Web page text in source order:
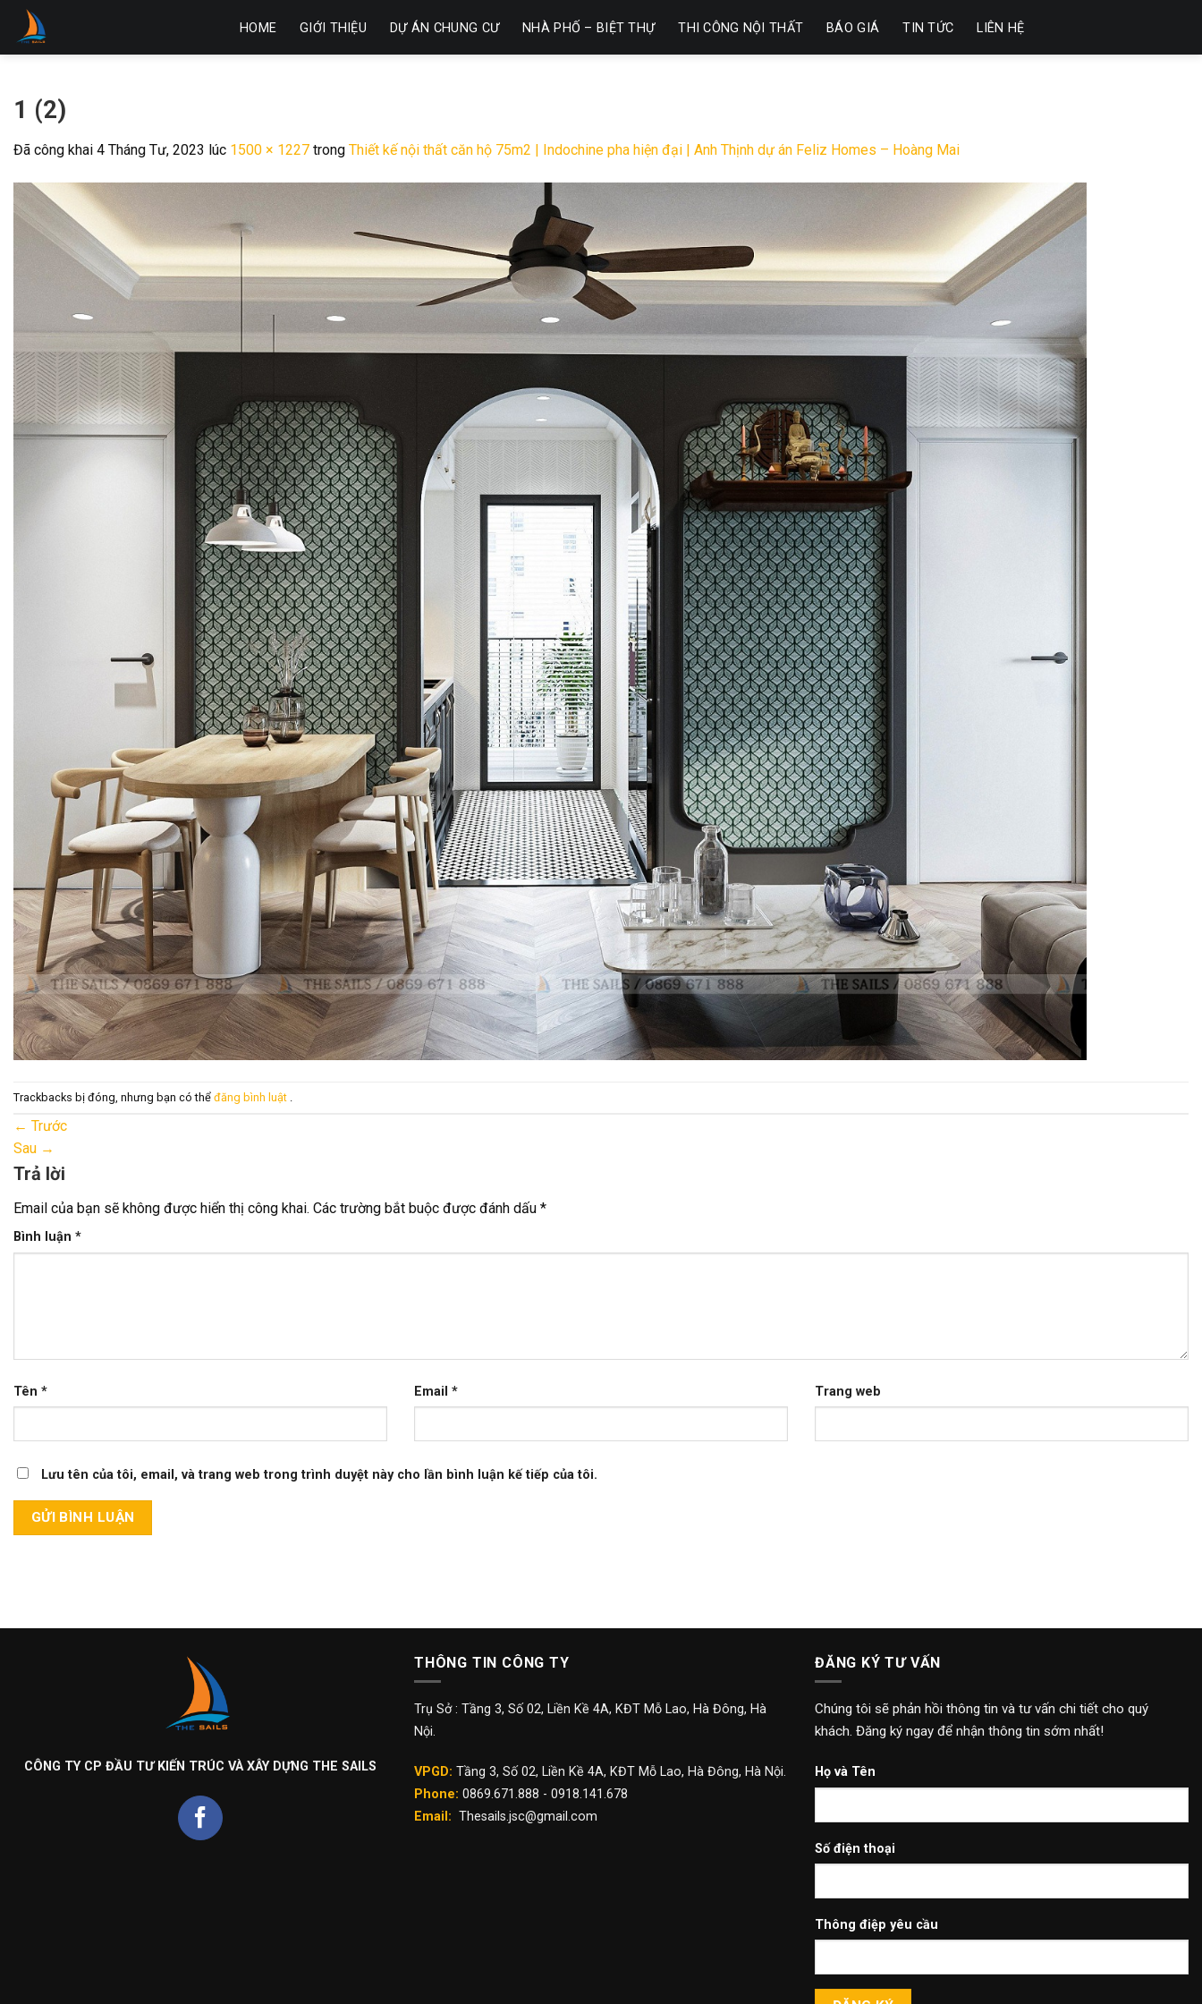
Skip
content
HOME GIỚI THIỆU DỰ ÁN CHUNG CƯ NHÀ PHỐ – BIỆT THỰ THI CÔNG NỘI THẤT BÁO GIÁ TIN TỨC LIÊN HỆ
1 (2)
Đã công khai 4 Tháng Tư, 2023 lúc 1500 × 1227 trong Thiết kế nội thất căn hộ 75m2 | Indochine pha hiện đại | Anh Thịnh dự án Feliz Homes – Hoàng Mai
Trackbacks bị đóng, nhưng bạn có thể đăng bình luật
← Trước
Sau →
Trả lời
Email của bạn sẽ không được hiển thị công khai. Các trường bắt buộc được đánh dấu *
Bình luận *
Tên * Email * Trang web
Lưu tên của tôi, email, và trang web trong trình duyệt này cho lần bình luận kế tiếp của tôi.
CÔNG TY CP ĐẦU TƯ KIẾN TRÚC VÀ XÂY DỰNG THE SAILS
THÔNG TIN CÔNG TY
Trụ Sở : Tầng 3, Số 02, Liền Kề 4A, KĐT Mỗ Lao, Hà Đông, Hà
Nội.
VPGD: Tầng 3, Số 02, Liền Kề 4A, KĐT Mỗ Lao, Hà Đông, Hà Nội.
Phone: 0869.671.888 - 0918.141.678
Email: Thesails.jsc@gmail.com
ĐĂNG KÝ TƯ VẤN
Chúng tôi sẽ phản hồi thông tin và tư vấn chi tiết cho quý
khách. Đăng ký ngay để nhận thông tin sớm nhất!
Họ và Tên
Số điện thoại
Thông điệp yêu cầu